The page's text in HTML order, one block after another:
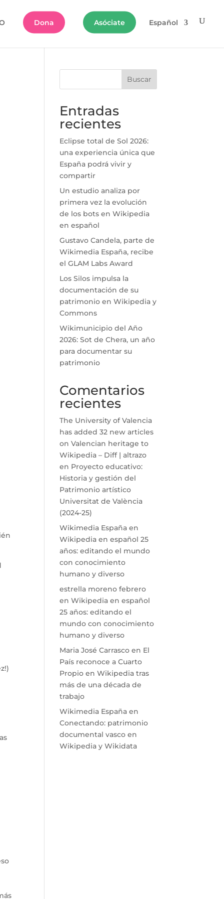
Dona Asóciate Español
Buscar
Entradas
recientes
Eclipse total de Sol 2026:
una experiencia única que
España podrá vivir y
compartir
Un estudio analiza por
primera vez la evolución
de los bots en Wikipedia
en español
Gustavo Candela, parte de
Wikimedia España, recibe
el GLAM Labs Award
Los Silos impulsa la
documentación de su
patrimonio en Wikipedia y
Commons
Wikimunicipio del Año
2026: Sot de Chera, un año
para documentar su
patrimonio
Comentarios
recientes
The University of Valencia
has added 32 new articles
on Valencian heritage to
Wikipedia – Diff | altrazo
en Proyecto educativo:
Historia y gestión del
Patrimonio artístico
Universitat de València
(2024-25)
Wikimedia España en
Wikipedia en español 25
años: editando el mundo
con conocimiento
humano y diverso
estrella moreno febrero
enWikipedia en español
25 años: editando el
mundo con conocimiento
humano y diverso
Maria José Carrasco en El
País reconoce a Cuarto
Propio en Wikipedia tras
más de una década de
trabajo
Wikimedia España en
Conectando: patrimonio
documental vasco en
Wikipedia y Wikidata